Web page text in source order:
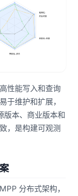
性能写入和查询
于维护和扩展，
版本、商业版本和
，是构建可观测
分布式架构，